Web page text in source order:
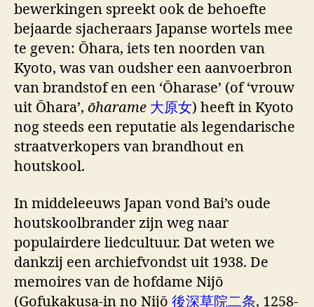
bewerkingen spreekt ook de behoefte
bejaarde sjacheraars Japanse wortels mee
te geven: Ōhara, iets ten noorden van
Kyoto, was van oudsher een aanvoerbron
van brandstof en een ‘Ōharase’ (of ‘vrouw
uit Ōhara’, ōharame 大原女) heeft in Kyoto
nog steeds een reputatie als legendarische
straatverkopers van brandhout en
houtskool.
In middeleeuws Japan vond Bai’s oude
houtskoolbrander zijn weg naar
populairdere liedcultuur. Dat weten we
dankzij een archiefvondst uit 1938. De
memoires van de hofdame Nijō
(Gofukakusa-in no Nijō 後深草院二条, 1258-